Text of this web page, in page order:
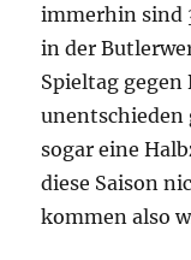
immerhin sind
in der
Spieltag gegen
unentschieden
sogar eine
diese Saison
kommen also